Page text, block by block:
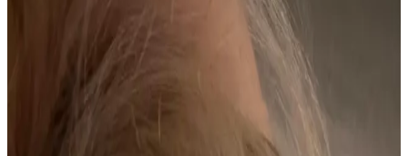
Etkili Çözüm Yöntemleri
Açık renkli ve ince giysilerde ter lekeleri estetik ve konfor
sorunlarına yol açar. Klinik antiperspirantlar, botoks ve doğal
kumaşlar terlemeyi azaltmada önemli rol oynar.
Tereson El, Ayak ve Koltuk Altı Antiperspirant
Püskürtücüsü: Uygulama ve Güvenlik Özeti